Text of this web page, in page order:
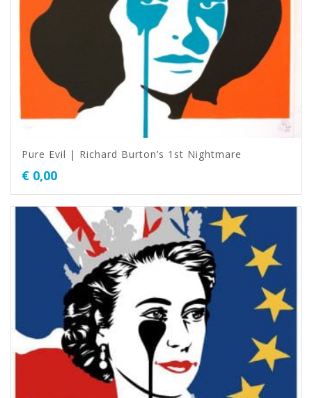
Pure Evil | Richard Burton’s 1st Nightmare
€ 0,00